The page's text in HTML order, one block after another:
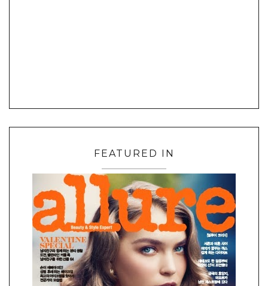
FEATURED IN